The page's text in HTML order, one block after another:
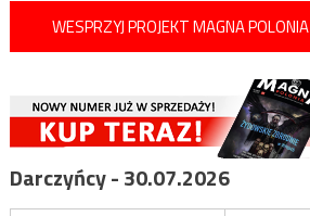
WESPRZYJ PROJEKT MAGNA POLONIA
Darczyńcy - 30.07.2026